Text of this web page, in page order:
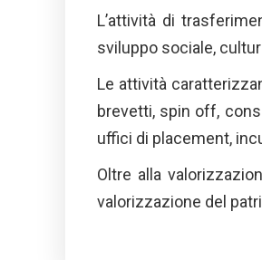
L’attività di
sviluppo sociale,
Le attività
brevetti, spin off,
uffici di placement,
Oltre alla
valorizzazione del